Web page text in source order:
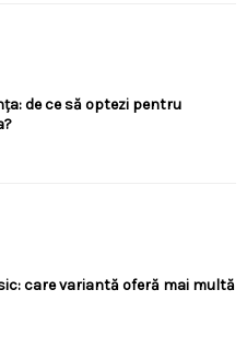
de ce să optezi pentru
care variantă oferă mai multă